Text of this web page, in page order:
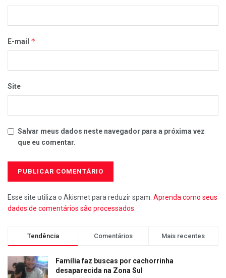
E-mail *
Site
Salvar meus dados neste navegador para a próxima vez
que eu comentar.
Esse site utiliza o Akismet para reduzir spam. Aprenda como seus
dados de comentários são processados.
Tendência Comentários Mais recentes
Família faz buscas por cachorrinha
desaparecida na Zona Sul